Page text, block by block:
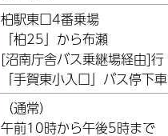
柏駅東口4番乗場
「柏25」から布瀬
[沼南庁舎バス乗継場経由]行
「手賀東小入口」バス停下車
（通常）
午前10時から午後5時まで